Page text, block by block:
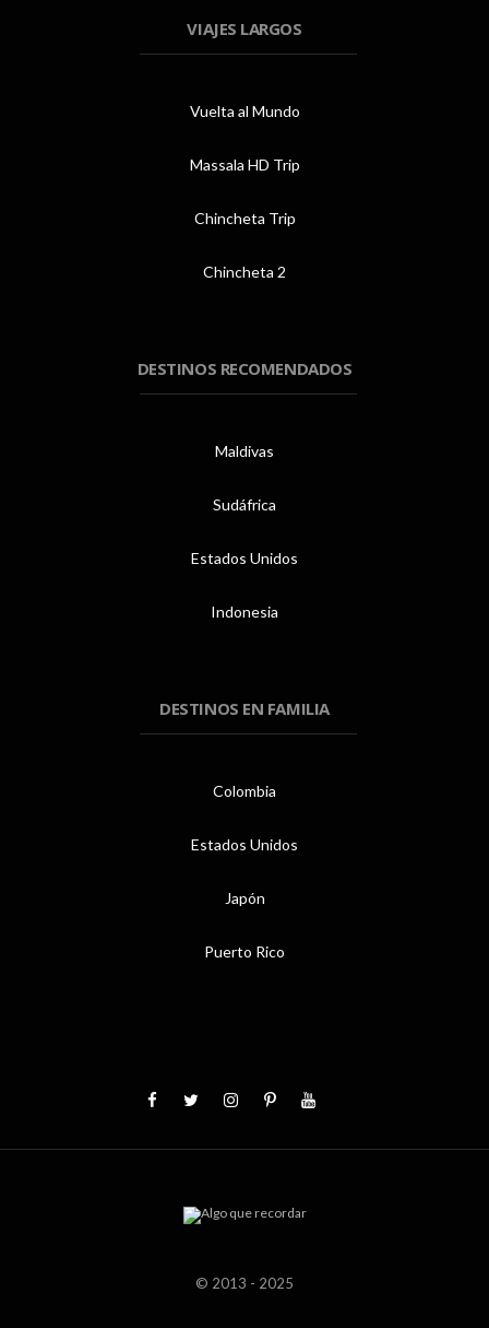
VIAJES LARGOS
Vuelta al Mundo
Massala HD Trip
Chincheta Trip
Chincheta 2
DESTINOS RECOMENDADOS
Maldivas
Sudáfrica
Estados Unidos
Indonesia
DESTINOS EN FAMILIA
Colombia
Estados Unidos
Japón
Puerto Rico
© 2013 - 2025